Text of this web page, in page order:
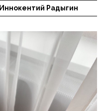
Иннокентий Радыгин